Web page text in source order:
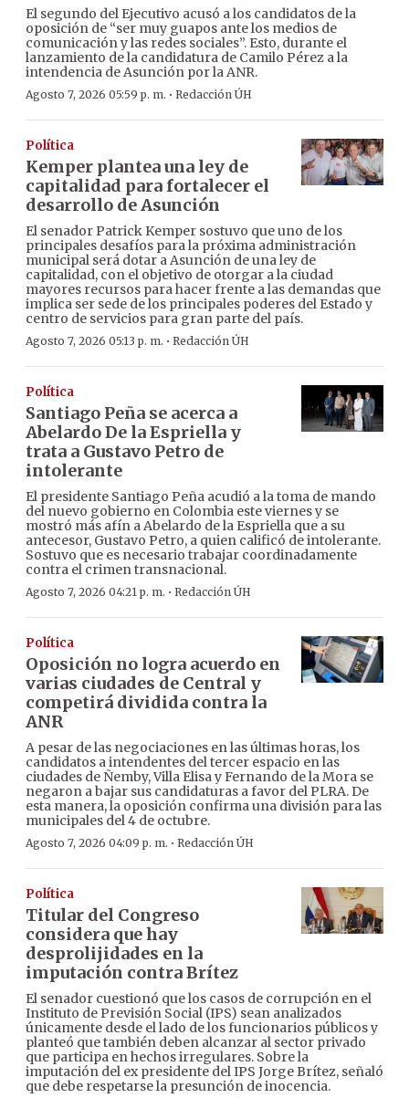
El segundo del Ejecutivo acusó a los candidatos de la
oposición de “ser muy guapos ante los medios de
comunicación y las redes sociales”. Esto, durante el
lanzamiento de la candidatura de Camilo Pérez a la
intendencia de Asunción por la ANR.
Agosto 7, 2026 05:59 p. m. · Redacción ÚH
Política
Kemper plantea una ley de
capitalidad para fortalecer el
desarrollo de Asunción
El senador Patrick Kemper sostuvo que uno de los
principales desafíos para la próxima administración
municipal será dotar a Asunción de una ley de
capitalidad, con el objetivo de otorgar a la ciudad
mayores recursos para hacer frente a las demandas que
implica ser sede de los principales poderes del Estado y
centro de servicios para gran parte del país.
Agosto 7, 2026 05:13 p. m. · Redacción ÚH
Política
Santiago Peña se acerca a
Abelardo De la Espriella y
trata a Gustavo Petro de
intolerante
El presidente Santiago Peña acudió a la toma de mando
del nuevo gobierno en Colombia este viernes y se
mostró más afín a Abelardo de la Espriella que a su
antecesor, Gustavo Petro, a quien calificó de intolerante.
Sostuvo que es necesario trabajar coordinadamente
contra el crimen transnacional.
Agosto 7, 2026 04:21 p. m. · Redacción ÚH
Política
Oposición no logra acuerdo en
varias ciudades de Central y
competirá dividida contra la
ANR
A pesar de las negociaciones en las últimas horas, los
candidatos a intendentes del tercer espacio en las
ciudades de Ñemby, Villa Elisa y Fernando de la Mora se
negaron a bajar sus candidaturas a favor del PLRA. De
esta manera, la oposición confirma una división para las
municipales del 4 de octubre.
Agosto 7, 2026 04:09 p. m. · Redacción ÚH
Política
Titular del Congreso
considera que hay
desprolijidades en la
imputación contra Brítez
El senador cuestionó que los casos de corrupción en el
Instituto de Previsión Social (IPS) sean analizados
únicamente desde el lado de los funcionarios públicos y
planteó que también deben alcanzar al sector privado
que participa en hechos irregulares. Sobre la
imputación del ex presidente del IPS Jorge Brítez, señaló
que debe respetarse la presunción de inocencia.